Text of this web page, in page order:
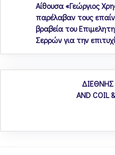
Αίθουσα «Γεώργιος
παρέλαβαν τους
βραβεία του
Σερρών για την
ΔΙΕΘΝΗΣ
AND COIL